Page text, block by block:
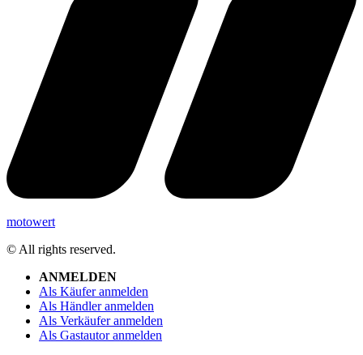
motowert
© All rights reserved.
ANMELDEN
Als Käufer anmelden
Als Händler anmelden
Als Verkäufer anmelden
Als Gastautor anmelden